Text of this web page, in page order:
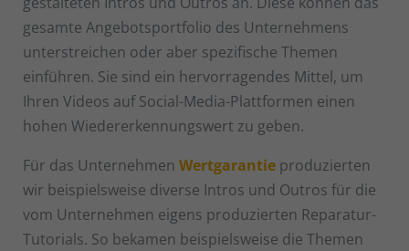
gesamte Angebotsportfolio des Unternehmens
unterstreichen oder aber spezifische Themen
einführen. Sie sind ein hervorragendes Mittel, um
Ihren Videos auf Social-Media-Plattformen einen
hohen Wiedererkennungswert zu geben.
Für das Unternehmen Wertgarantie produzierten
wir beispielsweise diverse Intros und Outros für die
vom Unternehmen eigens produzierten Reparatur-
Tutorials. So bekamen beispielsweise die Themen
Statistiken (1)
Statistik Cookies erfassen Informationen anonym. Diese Informationen
helfen uns zu verstehen, wie unsere Besucher unsere Website nutzen.
Cookie-Informationen anzeigen
Externe Medien (1)
standardmäßig blockiert. Wenn Cookies von externen Medien akzeptiert
werden, bedarf der Zugriff auf diese Inhalte keiner manuellen
Einwilligung mehr.
Cookie-Informationen anzeigen